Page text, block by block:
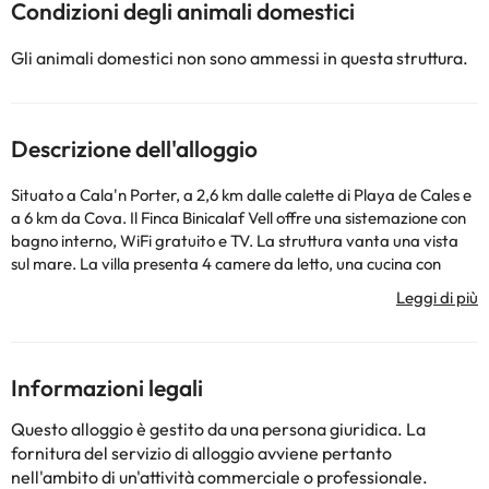
Condizioni degli animali domestici
Gli animali domestici non sono ammessi in questa struttura.
Descrizione dell'alloggio
Situato a Cala'n Porter, a 2,6 km dalle calette di Playa de Cales e
a 6 km da Cova. Il Finca Binicalaf Vell offre una sistemazione con
bagno interno, WiFi gratuito e TV. La struttura vanta una vista
sul mare. La villa presenta 4 camere da letto, una cucina con
lavastoviglie e forno a microonde, una lavatrice e 4 bagni con
asciugacapelli. Nelle vicinanze potrete praticare l'equitazione.
Richieste Speciali sono soggette a disponibilità, e potrebbero
comportare l'addebito di un supplemento. Siete pregati di
comunicare in anticipo a l'orario in cui prevedete di arrivare.
Potrete inserire questa informazione nella sezione Richieste
Speciali al momento della prenotazione, o contattare la struttura
Informazioni legali
Questo alloggio è gestito da una persona giuridica. La
fornitura del servizio di alloggio avviene pertanto
nell'ambito di un'attività commerciale o professionale.